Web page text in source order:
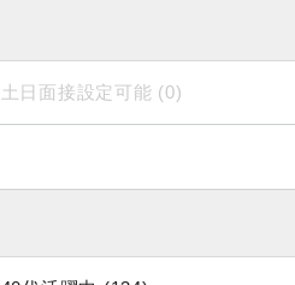
土日面接設定可能 (0)